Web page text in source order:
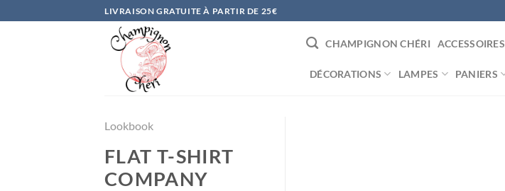
au
LIVRAISON GRATUITE À PARTIR DE 25€
CHAMPIGNON CHÉRI ACCESSOIRES
DÉCORATIONS LAMPES PANIERS
Lookbook
FLAT T-SHIRT
COMPANY